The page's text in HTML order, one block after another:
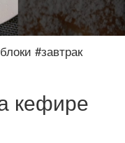
#завтрак
кефире